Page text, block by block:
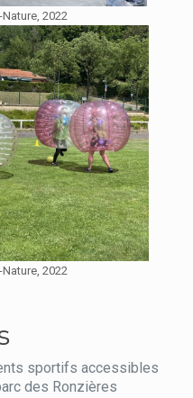
2022
2022
sportifs accessibles
des Ronzières